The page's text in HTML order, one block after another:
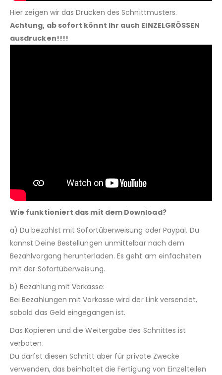
Hier zeigen wir das Drucken des Schnittmusters.
Achtung, ab sofort könnt Ihr auch EINZELGRÖSSEN
ausdrucken!!!!
Wie funktioniert das mit dem Download?
a) Du bezahlst mit Sofortüberweisung oder Paypal. Du
kannst Deine Bestellungen unmittelbar nach dem
Bezahlvorgang herunterladen. Es geht am einfachsten
mit der Sofortüberweisung.
b) Bezahlung mit Vorkasse:
Bei Bezahlungen mit Vorkasse wird der Link versendet,
sobald das Geld eingegangen ist.
Das Kopieren und die Weitergabe des Schnittes ist
verboten.
Du darfst diesen Schnitt aber für private Zwecke
verwenden, das beinhaltet die Fertigung von Einzelteilen